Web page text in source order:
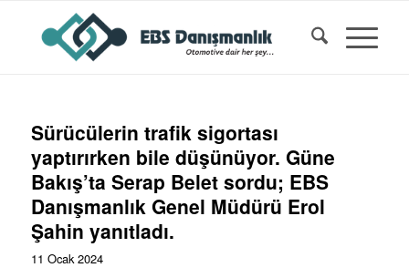
Sürücülerin trafik sigortası
yaptırırken bile düşünüyor. Güne
Bakış’ta Serap Belet sordu; EBS
Danışmanlık Genel Müdürü Erol
Şahin yanıtladı.
11 Ocak 2024